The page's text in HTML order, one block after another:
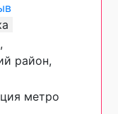
район,
метро